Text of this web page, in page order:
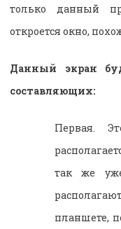
только данный
откроется окно,
Данный экран
составляющих:
Первая.
так же
планшете,